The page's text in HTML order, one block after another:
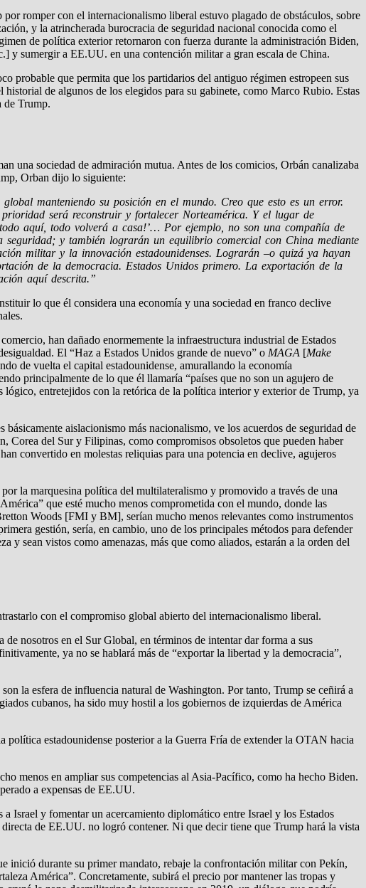
romper con el internacionalismo liberal estuvo plagado de obstáculos, sobre
y la atrincherada burocracia de seguridad nacional conocida como el
de política exterior retornaron con fuerza durante la administración Biden,
y sumergir a EE.UU. en una contención militar a gran escala de China.
probable que permita que los partidarios del antiguo régimen estropeen sus
de algunos de los elegidos para su gabinete, como Marco Rubio. Estas
de Trump.
una sociedad de admiración mutua. Antes de los comicios, Orbán canalizaba
Orban dijo lo siguiente:
manteniendo su posición en el mundo. Creo que esto es un error.
será reconstruir y fortalecer Norteamérica. Y el lugar de
aquí, todo volverá a casa!’… Por ejemplo, no son una compañía de
y también lograrán un equilibrio comercial con China mediante
militar y la innovación estadounidenses. Lograrán –o quizá ya hayan
de la democracia. Estados Unidos primero. La exportación de la
aquí descrita.”
lo que él considera una economía y una sociedad en franco declive
han dañado enormemente la infraestructura industrial de Estados
El “Haz a Estados Unidos grande de nuevo” o MAGA [Make
de vuelta el capital estadounidense, amurallando la economía
principalmente de lo que él llamaría “países que no son un agujero de
entretejidos con la retórica de la política interior y exterior de Trump, ya
básicamente aislacionismo más nacionalismo, ve los acuerdos de seguridad de
Corea del Sur y Filipinas, como compromisos obsoletos que pueden haber
convertido en molestas reliquias para una potencia en declive, agujeros
la marquesina política del multilateralismo y promovido a través de una
que esté mucho menos comprometida con el mundo, donde las
Woods [FMI y BM], serían mucho menos relevantes como instrumentos
gestión, sería, en cambio, uno de los principales métodos para defender
y sean vistos como amenazas, más que como aliados, estarán a la orden del
con el compromiso global abierto del internacionalismo liberal.
nosotros en el Sur Global, en términos de intentar dar forma a sus
ya no se hablará más de “exportar la libertad y la democracia”,
la esfera de influencia natural de Washington. Por tanto, Trump se ceñirá a
cubanos, ha sido muy hostil a los gobiernos de izquierdas de América
política estadounidense posterior a la Guerra Fría de extender la OTAN hacia
menos en ampliar sus competencias al Asia-Pacífico, como ha hecho Biden.
a expensas de EE.UU.
Israel y fomentar un acercamiento diplomático entre Israel y los Estados
de EE.UU. no logró contener. Ni que decir tiene que Trump hará la vista
inició durante su primer mandato, rebaje la confrontación militar con Pekín,
América”. Concretamente, subirá el precio por mantener las tropas y